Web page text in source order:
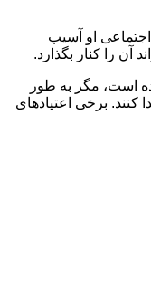
او آسیب
را کنار بگذارد.
است، مگر به طور
برخی اعتیادهای